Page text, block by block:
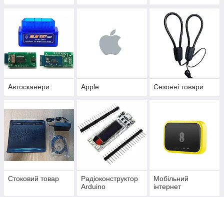
Автосканери Apple Сезонні товари
Стоковий товар
Радіоконструктор
Arduino
Мобільний
інтернет